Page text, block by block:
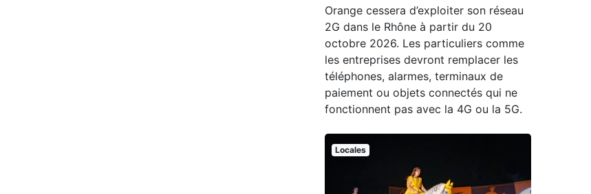
Orange cessera d’exploiter son réseau
2G dans le Rhône à partir du 20
octobre 2026. Les particuliers comme
les entreprises devront remplacer les
téléphones, alarmes, terminaux de
paiement ou objets connectés qui ne
fonctionnent pas avec la 4G ou la 5G.
Locales